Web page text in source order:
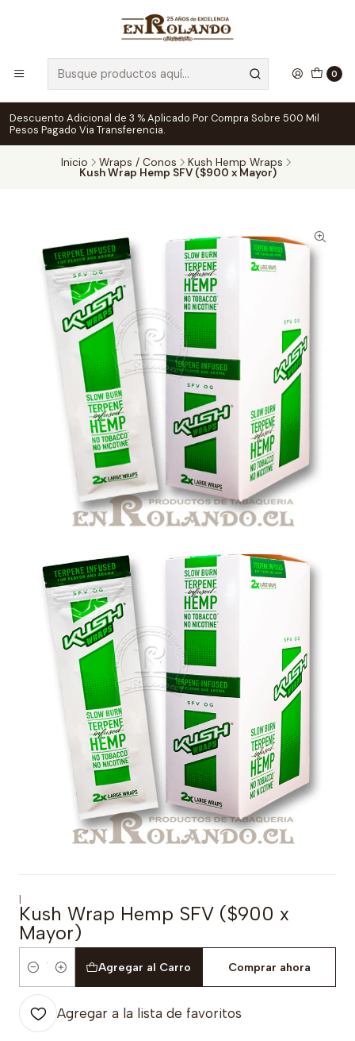
0
Descuento Adicional de 3 % Aplicado Por Compra Sobre 500 Mil
Pesos Pagado Via Transferencia.
Inicio Wraps / Conos Kush Hemp Wraps
Kush Wrap Hemp SFV ($900 x Mayor)
|
Kush Wrap Hemp SFV ($900 x
Mayor)
Cantidad
Agregar al Carro Comprar ahora
Agregar a la lista de favoritos